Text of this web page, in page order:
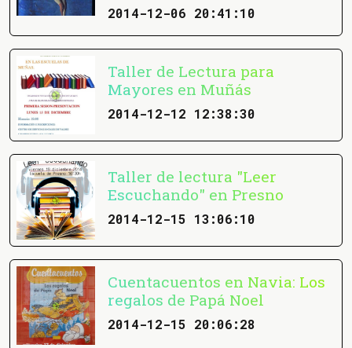
2014-12-06 20:41:10
Taller de Lectura para
Mayores en Muñás
2014-12-12 12:38:30
Taller de lectura "Leer
Escuchando" en Presno
2014-12-15 13:06:10
Cuentacuentos en Navia: Los
regalos de Papá Noel
2014-12-15 20:06:28